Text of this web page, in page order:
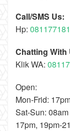
Call/SMS Us:
Hp:
Chatting With
Klik WA:
Open:
Mon-Frid:
Sat-Sun:
17pm, 19pm-